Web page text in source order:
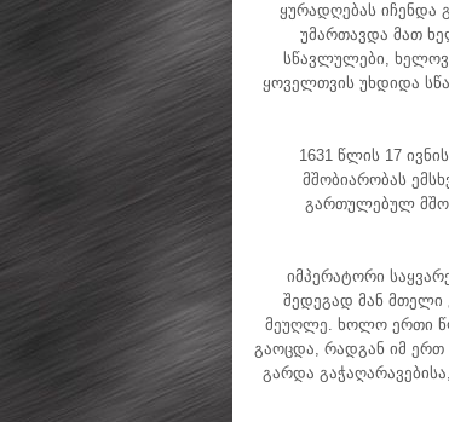
ყურადღებას იჩენდა
უმართავდა მათ
სწავლულები,
ყოველთვის უხდიდა
1631 წლის 17
მშობიარობას
გართულებულ
იმპერატორი
შედეგად მან
მეუღლე. ხოლო ერთი
გაოცდა, რადგან იმ
გარდა